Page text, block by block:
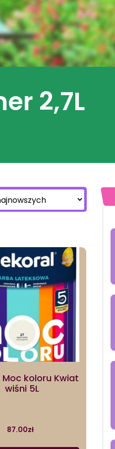
2,7L
Moc koloru Kwiat
wiśni 5L
87.00zł